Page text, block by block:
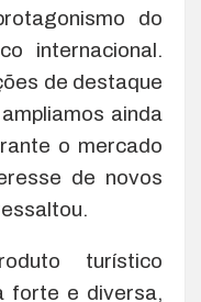
do
internacional.
de destaque
ainda
o mercado
de novos
turístico
forte e diversa,